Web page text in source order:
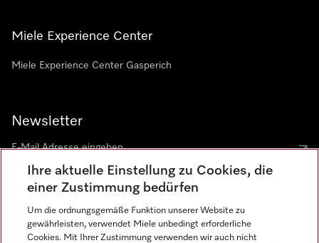
Miele Experience Center
Miele Experience Center Gasperich
Newsletter
Sprache
Ihre aktuelle Einstellung zu Cookies, die
einer Zustimmung bedürfen
Um die ordnungsgemäße Funktion unserer Website zu
gewährleisten, verwendet Miele unbedingt erforderliche
Cookies. Mit Ihrer Zustimmung verwenden wir auch nicht